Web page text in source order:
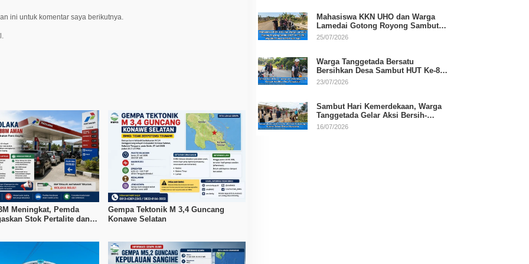
ini untuk komentar saya berikutnya.
Meningkat, Pemda
Stok Pertalite dan
Gempa Tektonik M 3,4 Guncang
Konawe Selatan
Mahasiswa KKN UHO dan Warga
Lamedai Gotong Royong Sambut
HUT Ke-81 RI
25/07/2026
Warga Tanggetada Bersatu
Bersihkan Desa Sambut HUT Ke-81
RI
23/07/2026
Sambut Hari Kemerdekaan, Warga
Tanggetada Gelar Aksi Bersih-
Bersih Desa
16/07/2026